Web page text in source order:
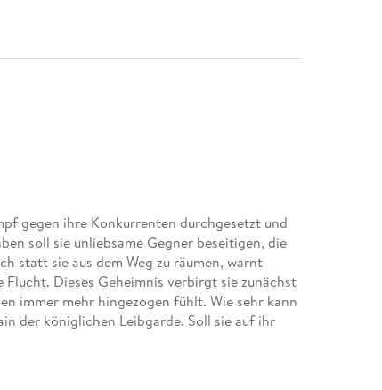
gegen ihre Konkurrenten durchgesetzt und
soll sie unliebsame Gegner beseitigen, die
statt sie aus dem Weg zu räumen, warnt
Dieses Geheimnis verbirgt sie zunächst
immer mehr hingezogen fühlt. Wie sehr kann
der königlichen Leibgarde. Soll sie auf ihr